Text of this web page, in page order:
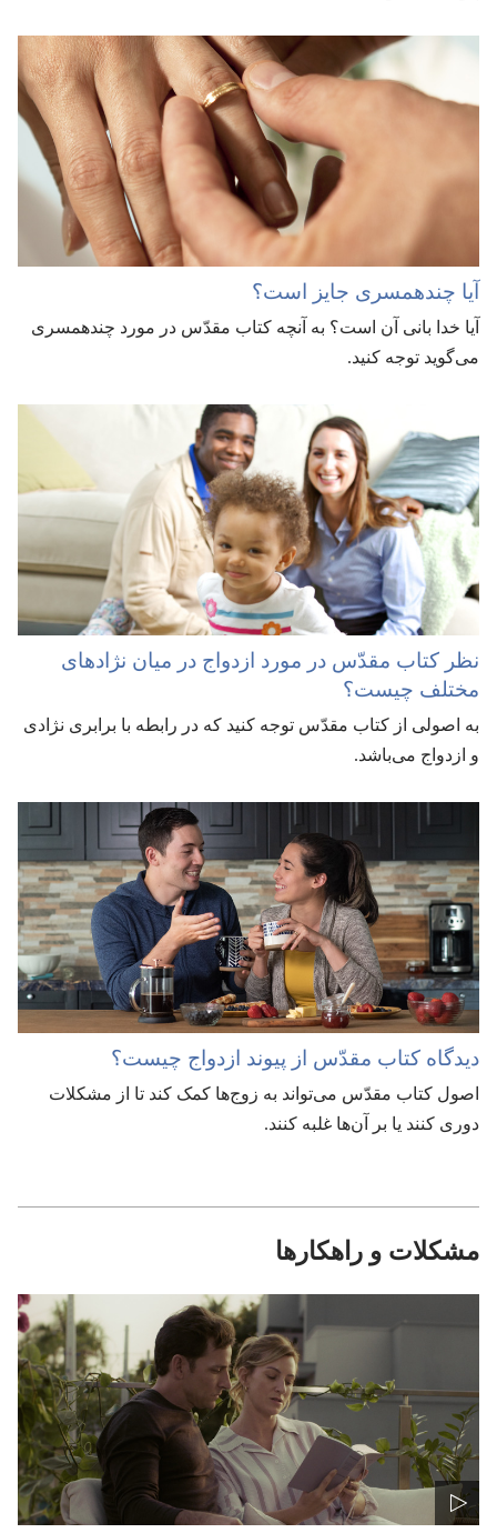
آیا چندهمسری جایز است؟‏
آیا خدا بانی آن است؟‏ به آنچه کتاب مقدّس در مورد چندهمسری
می‌گوید توجه کنید.‏
نظر کتاب مقدّس در مورد ازدواج در میان نژادهای
مختلف چیست؟‏
به اصولی از کتاب مقدّس توجه کنید که در رابطه با برابری نژادی
و ازدواج می‌باشد.‏
دیدگاه کتاب مقدّس از پیوند ازدواج چیست؟‏
اصول کتاب مقدّس می‌تواند به زوج‌ها کمک کند تا از مشکلات
دوری کنند یا بر آن‌ها غلبه کنند.‏
مشکلات و راهکارها